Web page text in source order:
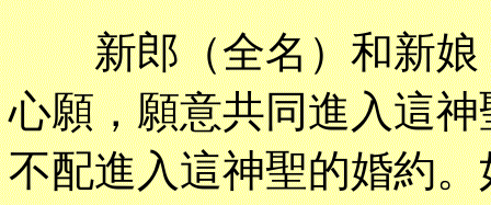
新郎（全名）和新娘
心願，願意共同進入這
不配進入這神聖的婚約